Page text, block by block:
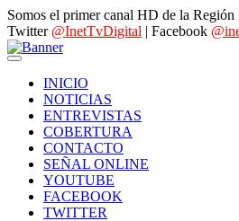
Somos el primer canal HD de la Región
Twitter @InetTvDigital | Facebook
INICIO
NOTICIAS
ENTREVISTAS
COBERTURA
CONTACTO
SEÑAL ONLINE
YOUTUBE
FACEBOOK
TWITTER